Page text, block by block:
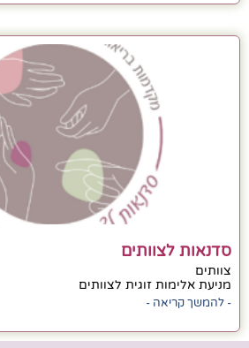
סדנאות לצוותים
צוותים
מניעת אלימות זוגית לצוותים
- להמשך קריאה -